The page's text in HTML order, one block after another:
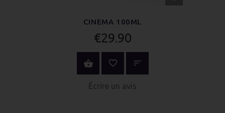
CINEMA 100ML
€29.90
ACHETER MAINTENANT
Écrire un avis